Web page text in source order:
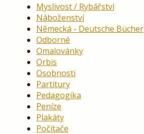
Myslivost / Rybářství
Náboženství
Německá - Deutsche Bücher
Odborné
Omalovánky
Orbis
Osobnosti
Partitury
Pedagogika
Peníze
Plakáty
Počítače